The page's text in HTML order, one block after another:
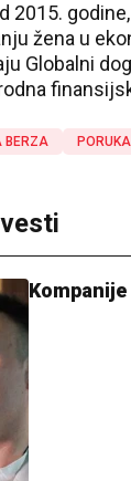
2015.
žena u
Globalni
BERZA PORUKA